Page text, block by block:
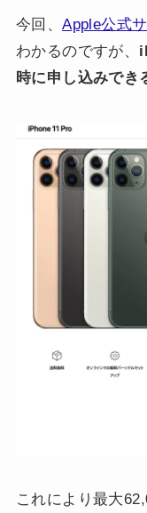
今回、Apple公式
わかるのですが、
時に申し込みでき
これにより最大